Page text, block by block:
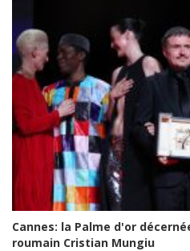
Cannes: la Palme d'or
roumain Cristian Mungiu